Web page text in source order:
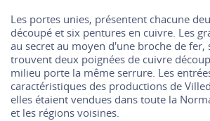
Les portes unies, présentent chacune
découpé et six pentures en cuivre. Les
au secret au moyen d'une broche de fer,
trouvent deux poignées de cuivre
milieu porte la même serrure. Les
caractéristiques des productions de
elles étaient vendues dans toute la
et les régions voisines.